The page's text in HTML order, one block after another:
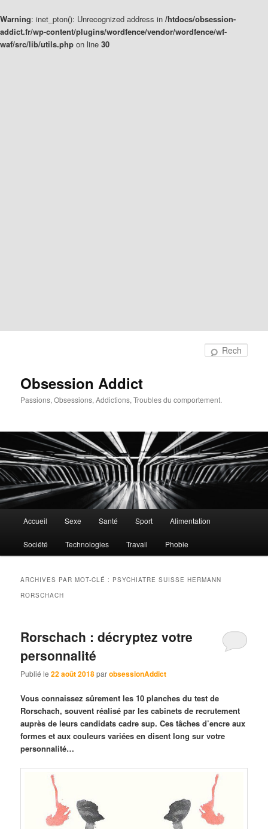
Warning: inet_pton(): Unrecognized address in /htdocs/obsession-
addict.fr/wp-content/plugins/wordfence/vendor/wordfence/wf-
waf/src/lib/utils.php on line 30
Obsession Addict
Passions, Obsessions, Addictions, Troubles du comportement.
principal
Accueil Sexe Santé Sport Alimentation
Société Technologies Travail Phobie
ARCHIVES PAR MOT-CLÉ : PSYCHIATRE SUISSE HERMANN
RORSCHACH
Rorschach : décryptez votre
personnalité
Publié le22 août 2018parobsessionAddict
Vous connaissez sûrement les 10 planches du test de
Rorschach, souvent réalisé par les cabinets de recrutement
auprès de leurs candidats cadre sup. Ces tâches d’encre aux
formes et aux couleurs variées en disent long sur votre
personnalité…